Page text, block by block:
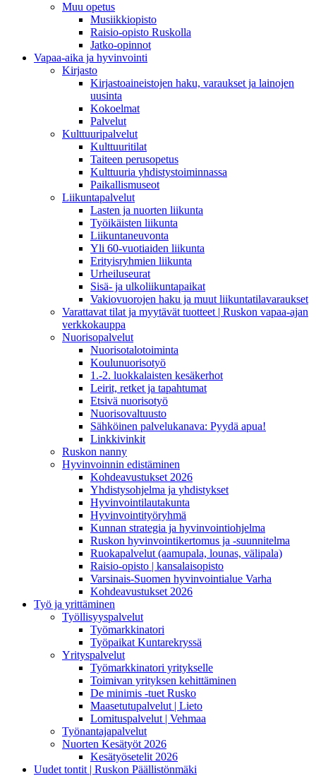
Muu opetus
Musiikkiopisto
Raisio-opisto Ruskolla
Jatko-opinnot
Vapaa-aika ja hyvinvointi
Kirjasto
Kirjastoaineistojen haku, varaukset ja lainojen
uusinta
Kokoelmat
Palvelut
Kulttuuripalvelut
Kulttuuritilat
Taiteen perusopetus
Kulttuuria yhdistystoiminnassa
Paikallismuseot
Liikuntapalvelut
Lasten ja nuorten liikunta
Työikäisten liikunta
Liikuntaneuvonta
Yli 60-vuotiaiden liikunta
Erityisryhmien liikunta
Urheiluseurat
Sisä- ja ulkoliikuntapaikat
Vakiovuorojen haku ja muut liikuntatilavaraukset
Varattavat tilat ja myytävät tuotteet | Ruskon vapaa-ajan
verkkokauppa
Nuorisopalvelut
Nuorisotalotoiminta
Koulunuorisotyö
1.-2. luokkalaisten kesäkerhot
Leirit, retket ja tapahtumat
Etsivä nuorisotyö
Nuorisovaltuusto
Sähköinen palvelukanava: Pyydä apua!
Linkkivinkit
Ruskon nanny
Hyvinvoinnin edistäminen
Kohdeavustukset 2026
Yhdistysohjelma ja yhdistykset
Hyvinvointilautakunta
Hyvinvointityöryhmä
Kunnan strategia ja hyvinvointiohjelma
Ruskon hyvinvointikertomus ja -suunnitelma
Ruokapalvelut (aamupala, lounas, välipala)
Raisio-opisto | kansalaisopisto
Varsinais-Suomen hyvinvointialue Varha
Kohdeavustukset 2026
Työ ja yrittäminen
Työllisyyspalvelut
Työmarkkinatori
Työpaikat Kuntarekryssä
Yrityspalvelut
Työmarkkinatori yritykselle
Toimivan yrityksen kehittäminen
De minimis -tuet Rusko
Maasetutupalvelut | Lieto
Lomituspalvelut | Vehmaa
Työnantajapalvelut
Nuorten Kesätyöt 2026
Kesätyösetelit 2026
Uudet tontit | Ruskon Päällistönmäki